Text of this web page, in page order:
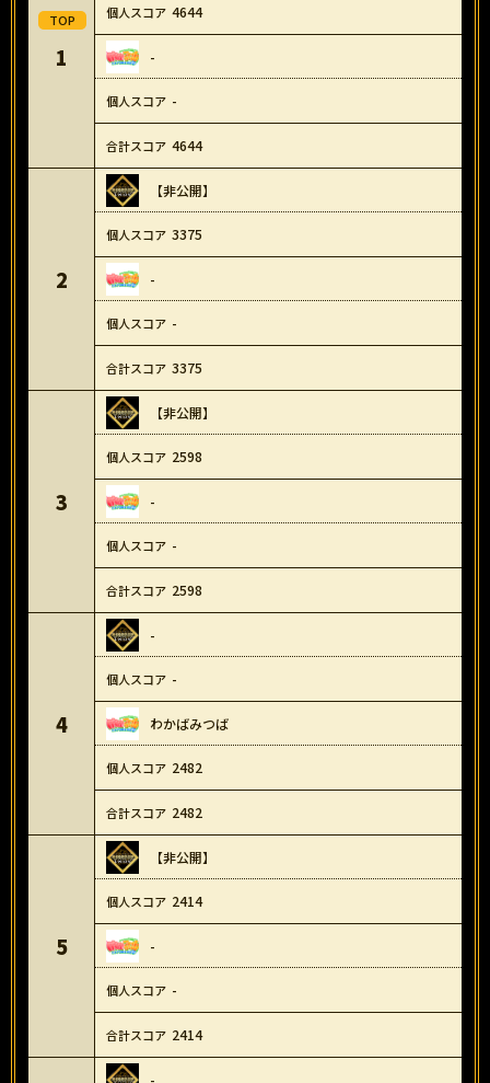
1
4644
-
-
4644
2
【非公開】
3375
-
-
3375
3
【非公開】
2598
-
-
2598
4
-
-
わかばみつば
2482
2482
5
【非公開】
2414
-
-
2414
-